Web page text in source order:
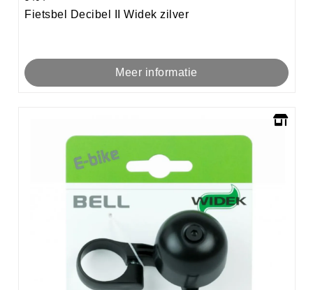
Fietsbel Decibel II Widek zilver
Meer informatie